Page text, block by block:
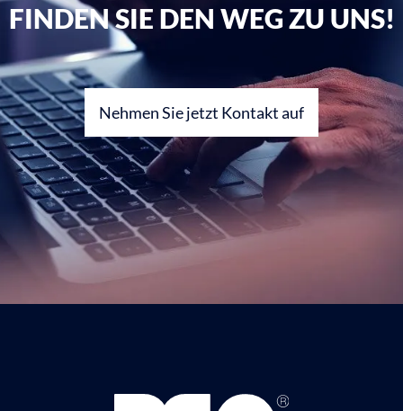
FINDEN SIE DEN WEG ZU UNS!
Nehmen Sie jetzt Kontakt auf